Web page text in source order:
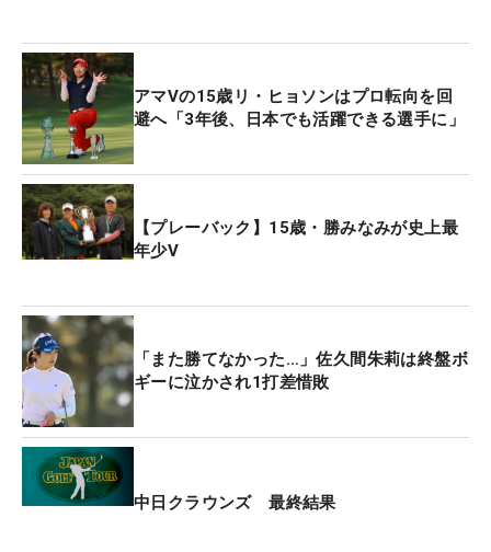
アマVの15歳リ・ヒョソンはプロ転向を回
避へ「3年後、日本でも活躍できる選手に」
【プレーバック】15歳・勝みなみが史上最
年少V
「また勝てなかった…」佐久間朱莉は終盤ボ
ギーに泣かされ1打差惜敗
中日クラウンズ 最終結果